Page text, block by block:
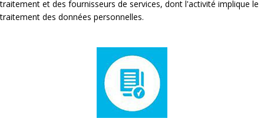
traitement et des fournisseurs de services, dont l'activité implique le
traitement des données personnelles.